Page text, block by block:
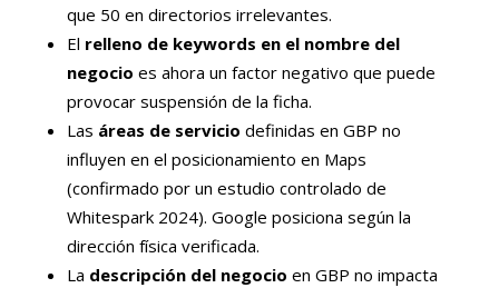
que 50 en directorios irrelevantes.
El relleno de keywords en el nombre del
negocio es ahora un factor negativo que puede
provocar suspensión de la ficha.
Las áreas de servicio definidas en GBP no
influyen en el posicionamiento en Maps
(confirmado por un estudio controlado de
Whitespark 2024). Google posiciona según la
dirección física verificada.
La descripción del negocio en GBP no impacta